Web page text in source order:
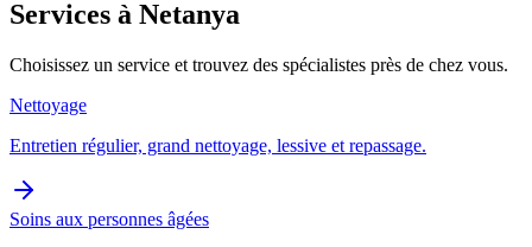
Services à Netanya
Choisissez un service et trouvez des spécialistes près de chez vous.
Nettoyage
Entretien régulier, grand nettoyage, lessive et repassage.
Soins aux personnes âgées